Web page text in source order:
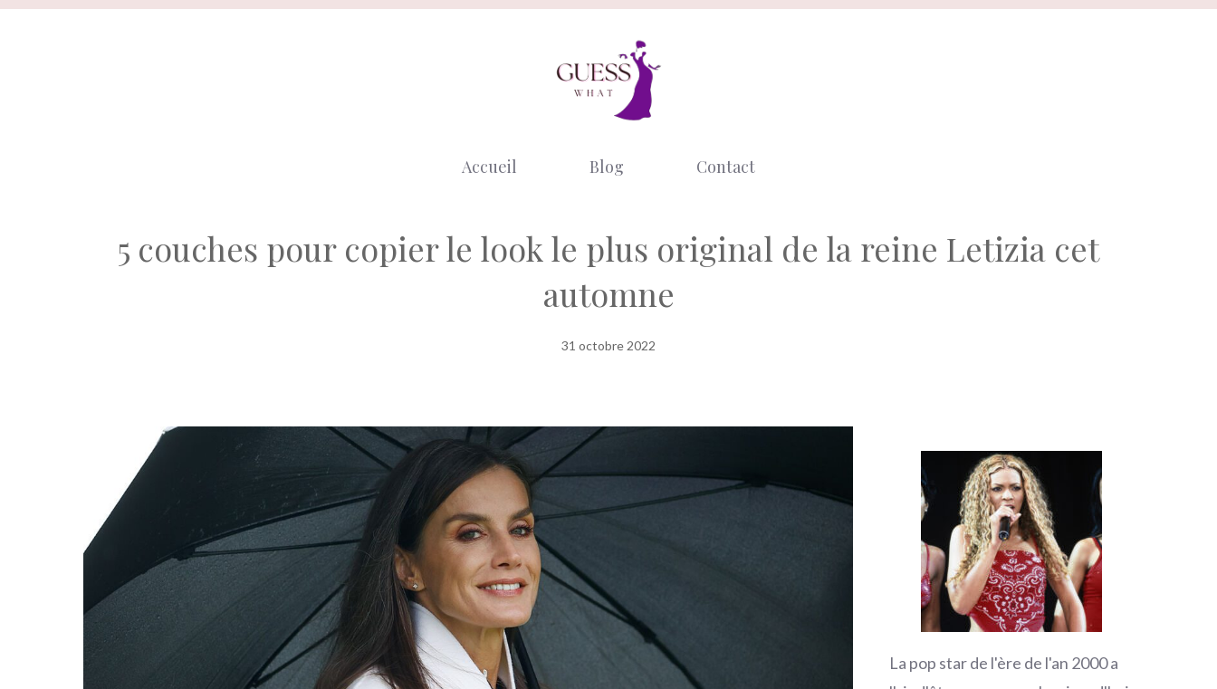
Aller
Accueil Blog Contact
5 couches pour copier le look le plus original de la reine Letizia cet
automne
31 octobre 2022
La pop star de l'ère de l'an 2000 a